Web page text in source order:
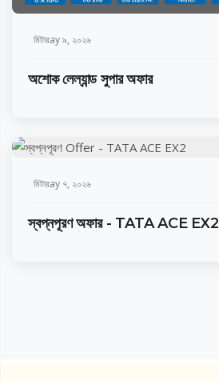
মিটারay ৯, ২০২৬
অশোক লেল্যান্ড সুপার অফার
মিটারay ৭, ২০২৬
স্বপ্নপূরণ অফার - TATA ACE EX2